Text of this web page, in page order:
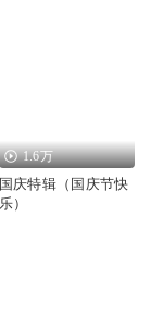
1.6万
国庆特辑（国庆节快
乐）